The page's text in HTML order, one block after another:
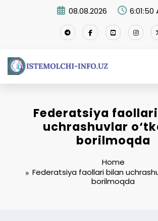
08.08.2026 6:01:50
Federatsiya
uchrashuvlar
borilmoqda
Home
Federatsiya faollari bilan
borilmoqda